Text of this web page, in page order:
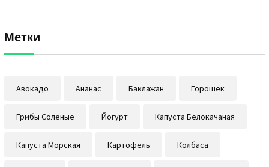
Метки
Авокадо Ананас Баклажан Горошек
Грибы Соленые Йогурт Капуста Белокачаная
Капуста Морская Картофель Колбаса